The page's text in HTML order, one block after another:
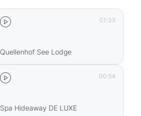
01:33
Quellenhof See Lodge
00:54
Spa Hideaway DE LUXE